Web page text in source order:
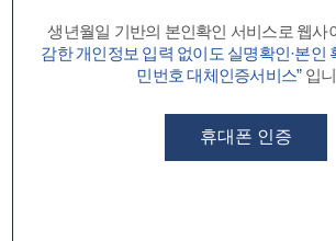
생년월일 기반의 본인확인 서비스로 웹사
감한 개인정보 입력 없이도 실명확인·본인
민번호 대체인증서비스”입
휴대폰 인증